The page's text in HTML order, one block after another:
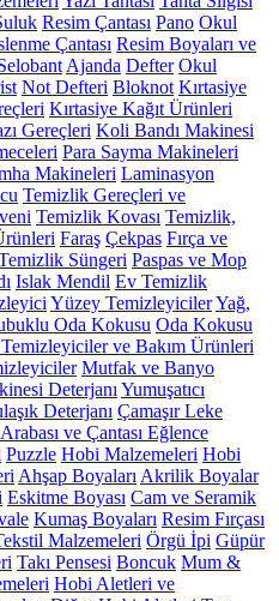
Resim Çantası Pano Okul
Çantası Resim Boyaları ve
Ajanda Defter Okul
Not Defteri Bloknot Kırtasiye
Kırtasiye Kağıt Ürünleri
Gereçleri Koli Bandı Makinesi
Para Sayma Makineleri
Makineleri Laminasyon
Temizlik Gereçleri ve
Temizlik Kovası Temizlik,
Faraş Çekpas Fırça ve
Süngeri Paspas ve Mop
Islak Mendil Ev Temizlik
Yüzey TemizleyicilerYağ,
Oda Kokusu Oda Kokusu
ve Bakım Ürünleri
Mutfak ve Banyo
Deterjanı Yumuşatıcı
Deterjanı Çamaşır Leke
ve Çantası Eğlence
Puzzle Hobi Malzemeleri Hobi
Ahşap Boyaları Akrilik Boyalar
Eskitme Boyası Cam ve Seramik
Kumaş Boyaları Resim Fırçası
Malzemeleri Örgü İpi Güpür
Takı Pensesi Boncuk Mum &
Hobi Aletleri ve